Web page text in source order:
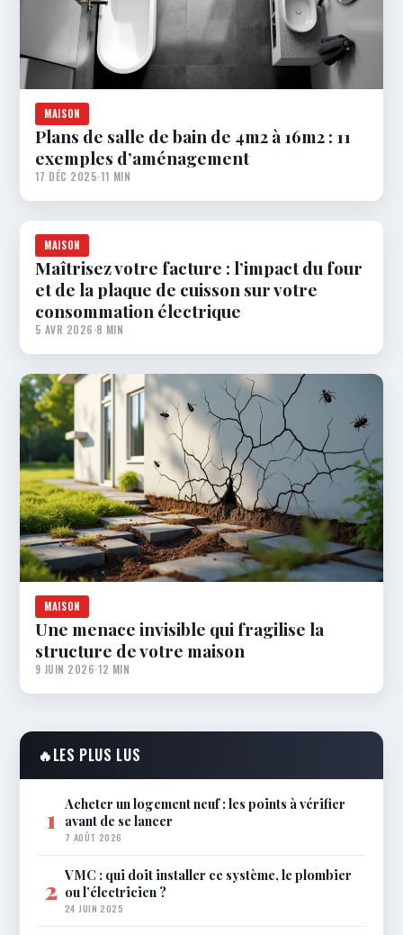
MAISON
Plans de salle de bain de 4m2 à 16m2 : 11
exemples d’aménagement
17 DÉC 2025·11 MIN
MAISON
Maîtrisez votre facture : l’impact du four
et de la plaque de cuisson sur votre
consommation électrique
5 AVR 2026·8 MIN
MAISON
Une menace invisible qui fragilise la
structure de votre maison
9 JUIN 2026·12 MIN
🔥LES PLUS LUS
1 Acheter un logement neuf : les points à vérifier
avant de se lancer
7 AOÛT 2026
2 VMC : qui doit installer ce système, le plombier
ou l’électricien ?
24 JUIN 2025